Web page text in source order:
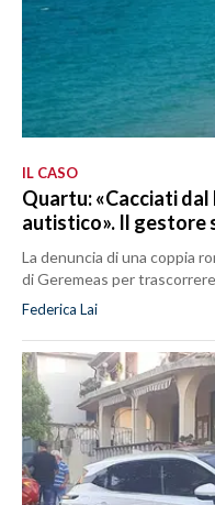
IL CASO
Quartu: «Cacciati
autistico». Il gestore
La denuncia di una coppia
di Geremeas per
Federica Lai